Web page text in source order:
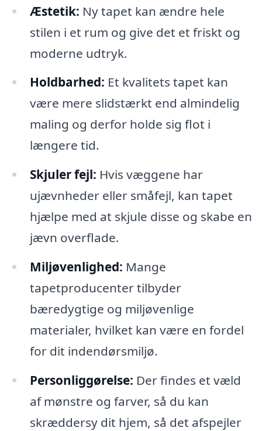
Æstetik: Ny tapet kan ændre hele
stilen i et rum og give det et friskt og
moderne udtryk.
Holdbarhed: Et kvalitets tapet kan
være mere slidstærkt end almindelig
maling og derfor holde sig flot i
længere tid.
Skjuler fejl: Hvis væggene har
ujævnheder eller småfejl, kan tapet
hjælpe med at skjule disse og skabe en
jævn overflade.
Miljøvenlighed: Mange
tapetproducenter tilbyder
bæredygtige og miljøvenlige
materialer, hvilket kan være en fordel
for dit indendørsmiljø.
Personliggørelse: Der findes et væld
af mønstre og farver, så du kan
skræddersy dit hjem, så det afspejler